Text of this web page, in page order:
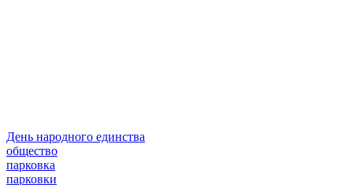
День народного единства
общество
парковка
парковки